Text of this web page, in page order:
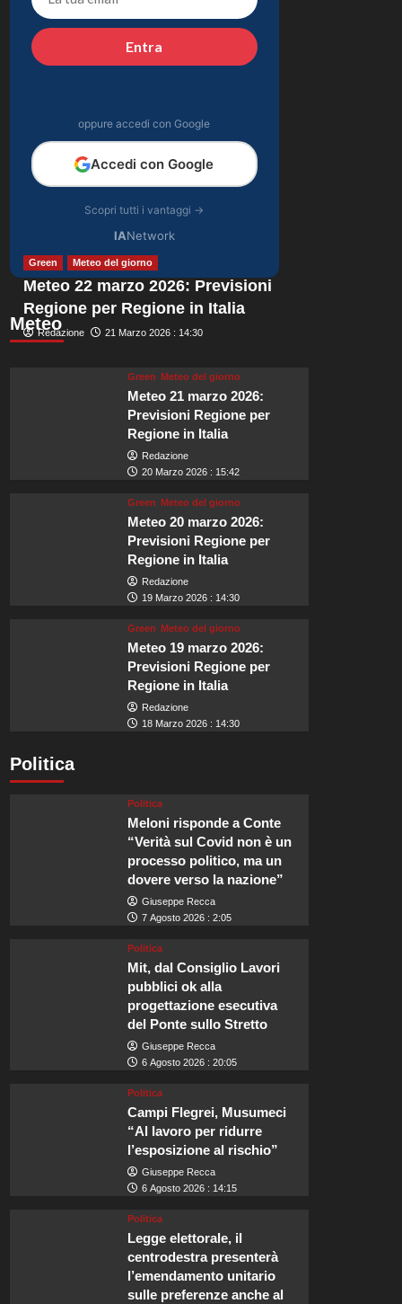
4
emozionanti in
motoslitta sul
secondo ghiacciaio
più grande d’Islanda.
Giovanni: verità
inaspettate svelate.
Entra
oppure accedi con Google
Accedi con Google
Scopri tutti i vantaggi →
IANetwork
Meteo
Green Meteo del giorno
Meteo 22 marzo 2026: Previsioni
Regione per Regione in Italia
Redazione 21 Marzo 2026 : 14:30
Green Meteo del giorno
Meteo 21 marzo 2026:
Previsioni Regione per
Regione in Italia
Redazione
20 Marzo 2026 : 15:42
Green Meteo del giorno
Meteo 20 marzo 2026:
Previsioni Regione per
Regione in Italia
Redazione
19 Marzo 2026 : 14:30
Green Meteo del giorno
Meteo 19 marzo 2026:
Previsioni Regione per
Regione in Italia
Redazione
18 Marzo 2026 : 14:30
Politica
Politica
Meloni risponde a Conte
“Verità sul Covid non è un
processo politico, ma un
dovere verso la nazione”
Giuseppe Recca
7 Agosto 2026 : 2:05
Politica
Mit, dal Consiglio Lavori
pubblici ok alla
progettazione esecutiva
del Ponte sullo Stretto
Giuseppe Recca
6 Agosto 2026 : 20:05
Politica
Campi Flegrei, Musumeci
“Al lavoro per ridurre
l’esposizione al rischio”
Giuseppe Recca
6 Agosto 2026 : 14:15
Politica
Legge elettorale, il
centrodestra presenterà
l’emendamento unitario
sulle preferenze anche al